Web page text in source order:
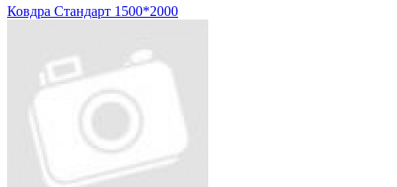
Ковдра Стандарт 1500*2000